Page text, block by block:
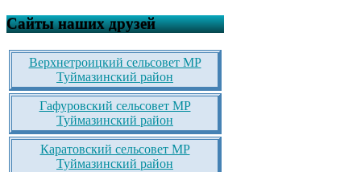
Сайты наших друзей
Верхнетроицкий сельсовет МР
Туймазинский район
Гафуровский сельсовет МР
Туймазинский район
Каратовский сельсовет МР
Туймазинский район